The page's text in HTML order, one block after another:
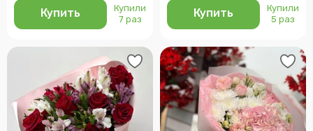
Купить
Купили
7 раз
Купить
Купили
5 раз